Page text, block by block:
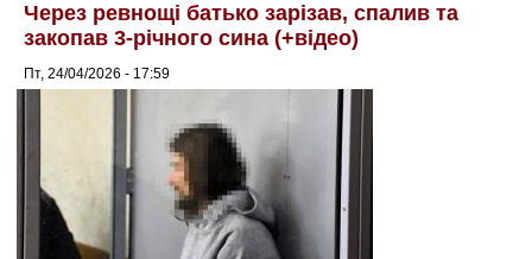
Через ревнощі батько зарізав, спалив та
закопав 3-річного сина (+відео)
Пт, 24/04/2026 - 17:59